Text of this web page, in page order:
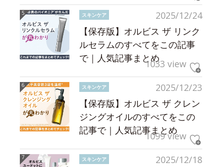
2025/12/24
スキンケア
【保存版】オルビス ザ リンク
ルセラムのすべてをこの記事
で｜人気記事まとめ1033 view
2025/12/23
スキンケア
【保存版】オルビス ザ クレン
ジングオイルのすべてをこの
記事で｜人気記事まとめ
1099 view
2025/12/18
スキンケア